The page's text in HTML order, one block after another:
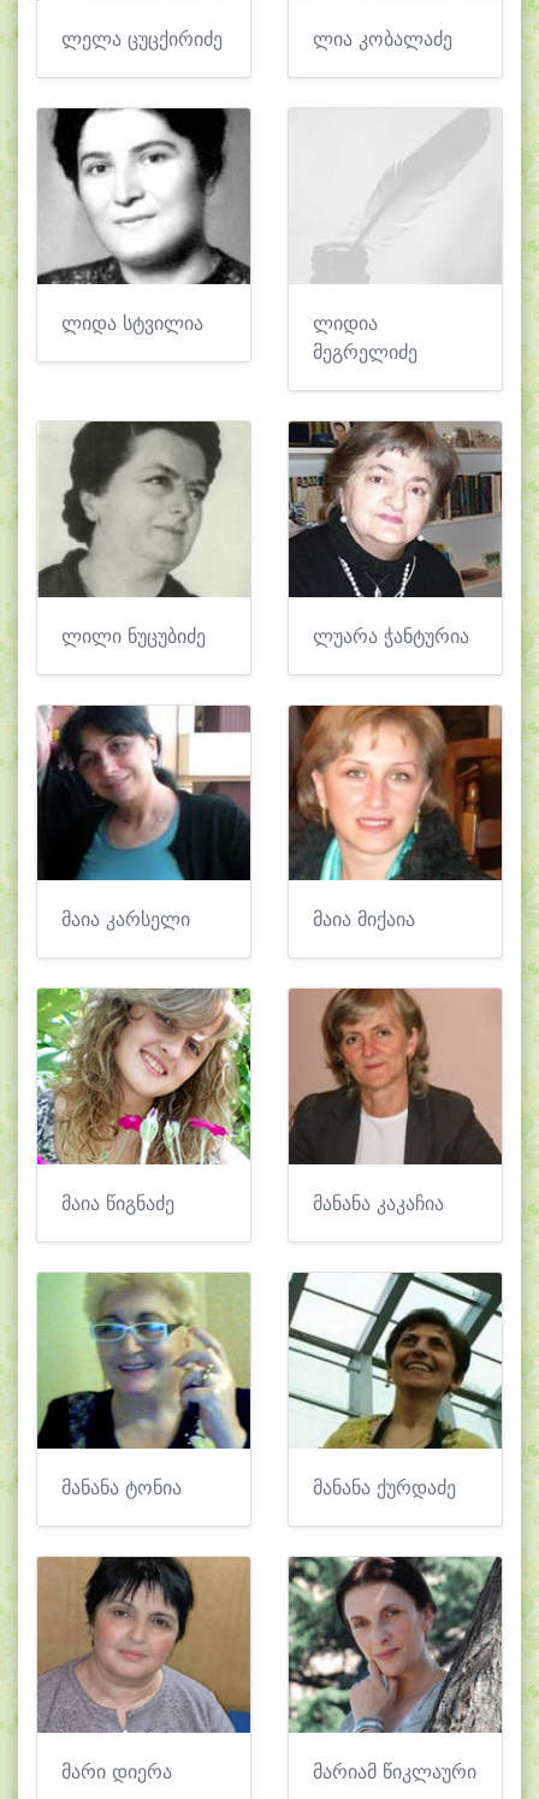
ლელა ცუცქირიძე ლია კობალაძე
ლიდა სტვილია
ლიდია
მეგრელიძე
ლილი ნუცუბიძე ლუარა ჭანტურია
მაია კარსელი მაია მიქაია
მაია წიგნაძე მანანა კაკაჩია
მანანა ტონია მანანა ქურდაძე
მარი დიერა მარიამ წიკლაური